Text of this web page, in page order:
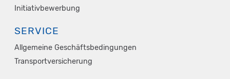
Initiativbewerbung
SERVICE
Allgemeine Geschäftsbedingungen
Transportversicherung